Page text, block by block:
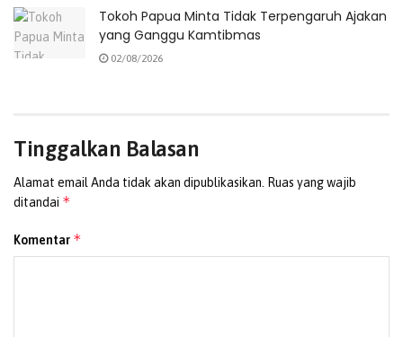
Tokoh Papua Minta Tidak Terpengaruh Ajakan
yang Ganggu Kamtibmas
02/08/2026
Tinggalkan Balasan
Alamat email Anda tidak akan dipublikasikan.
Ruas yang wajib
ditandai *
Komentar *